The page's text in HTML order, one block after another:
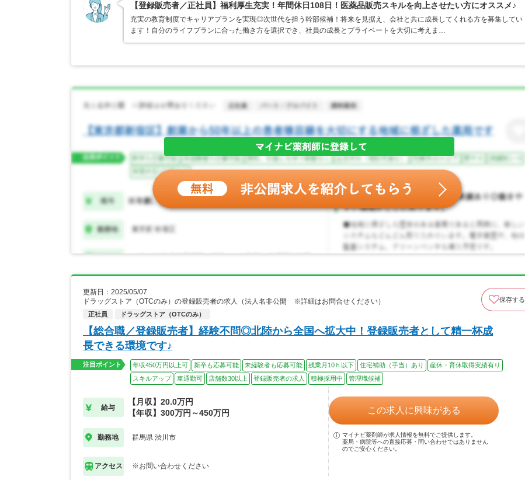
【登録販売者／正社員】福利厚生充実！年間休日108日！医薬品販売スキルを向上させたい方にオススメ♪
充実の教育制度でキャリアプランを実現◎次世代を担う幹部候補！将来を見据え、会社と共に成長してくれる方を募集してい
ます！自分のライフプランに合った働き方を選択でき、社員の成長とプライベートを大切に考えま…
更新日：2025/05/07
ドラッグストア（OTCのみ）の登録販売者の求人（法人名非公開 ※詳細はお問合せください）
正社員 ドラッグストア（OTCのみ）
保存する
【総合職／登録販売者】経験不問◎北陸から全国へ拡大中！登録販売者として精一杯成
長できる環境です♪
注目ポイント 年収450万円以上可 新卒も応募可能 未経験者も応募可能 残業月10ｈ以下 住宅補助（手当）あり
産休・育休取得実績有り
スキルアップ
車通勤可 店舗数30以上 登録販売者の求人 積極採用中 管理職候補
給与
【月収】20.0万円
【年収】300万円～450万円
勤務地 群馬県 渋川市
アクセス ※お問い合わせください
この求人に興味がある
マイナビ薬剤師が求人情報を無料でご提供します。
薬局・病院等への直接応募・問い合わせではありません
のでご安心ください。